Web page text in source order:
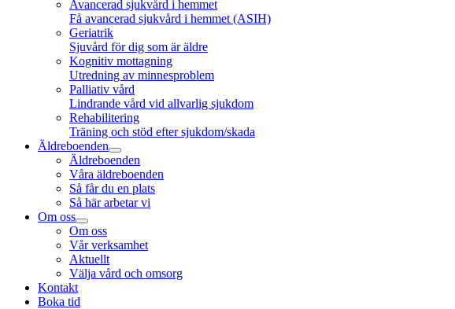
Avancerad sjukvård i hemmet
Få avancerad sjukvård i hemmet (ASIH)
Geriatrik
Sjuvård för dig som är äldre
Kognitiv mottagning
Utredning av minnesproblem
Palliativ vård
Lindrande vård vid allvarlig sjukdom
Rehabilitering
Träning och stöd efter sjukdom/skada
Äldreboenden
Äldreboenden
Våra äldreboenden
Så får du en plats
Så här arbetar vi
Om oss
Om oss
Vår verksamhet
Aktuellt
Välja vård och omsorg
Kontakt
Boka tid